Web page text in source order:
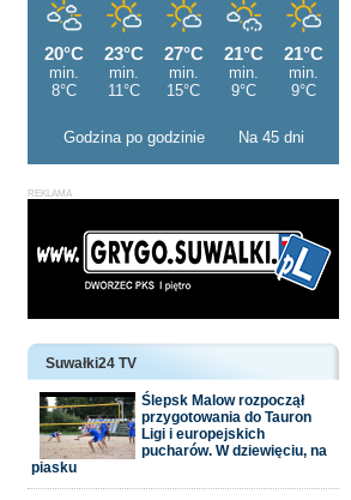
Godzina po godzinie Na 45 dni
Suwałki24 TV
Ślepsk Malow rozpoczął
przygotowania do Tauron
Ligi i europejskich
pucharów. W dziewięciu, na
piasku